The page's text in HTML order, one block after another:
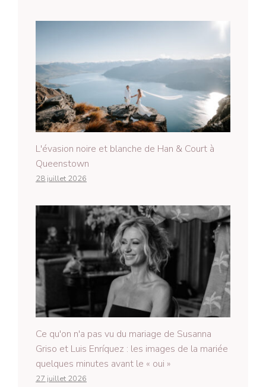
L'évasion noire et blanche de Han & Court à
Queenstown
28 juillet 2026
Ce qu'on n'a pas vu du mariage de Susanna
Griso et Luis Enríquez : les images de la mariée
quelques minutes avant le « oui »
27 juillet 2026